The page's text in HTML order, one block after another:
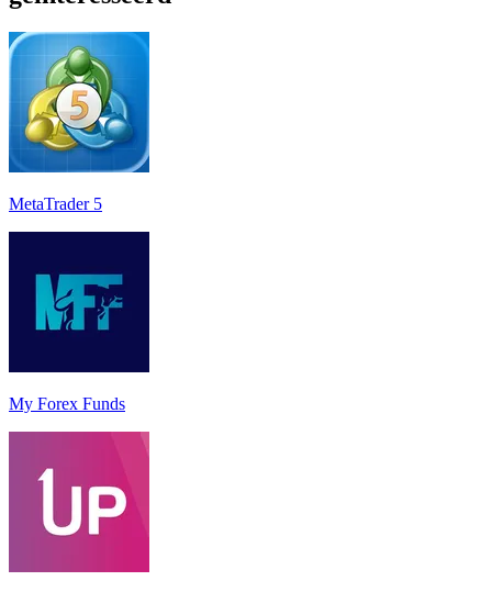
MetaTrader 5
My Forex Funds